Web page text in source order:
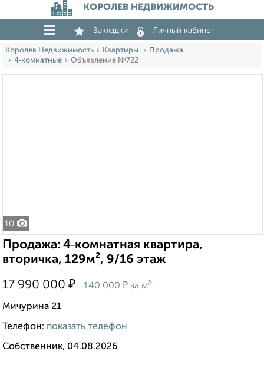
КОРОЛЕВ НЕДВИЖИМОСТЬ
Закладки Личный кабинет
Королев Недвижимость Квартиры
Продажа
4‑комнатные
Объявление №722
10
Продажа: 4‑комнатная квартира,
вторичка, 129м², 9/16 этаж
17 990 000 ₽ 140 000 ₽ за м²
Мичурина 21
Телефон: показать телефон
Собственник, 04.08.2026